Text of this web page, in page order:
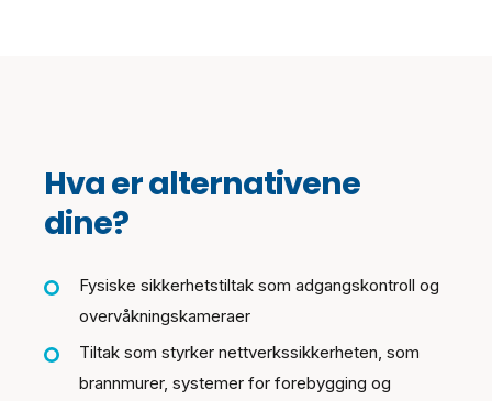
Hva er alternativene
dine?
Fysiske sikkerhetstiltak som adgangskontroll og
overvåkningskameraer
Tiltak som styrker nettverkssikkerheten, som
brannmurer, systemer for forebygging og